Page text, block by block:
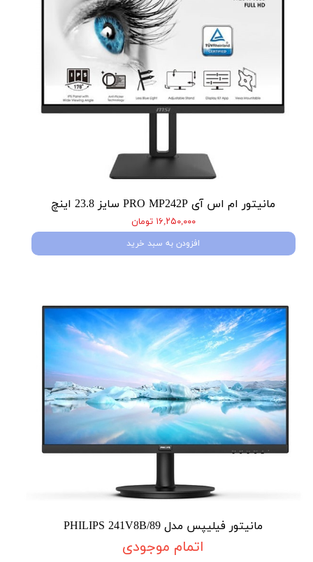
مانیتور ام اس آی PRO MP242P سایز 23.8 اینچ
۱۶,۲۵۰,۰۰۰ تومان
افزودن به سبد خرید
مانیتور فیلیپس مدل PHILIPS 241V8B/89
اتمام موجودی